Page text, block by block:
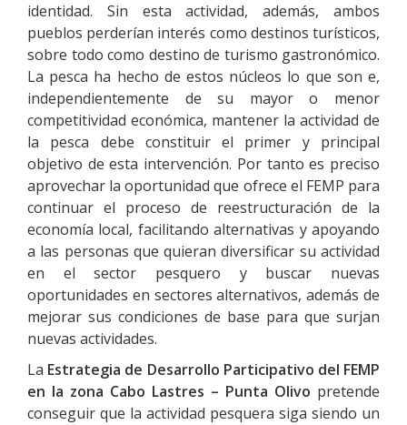
identidad. Sin esta actividad, además, ambos
pueblos perderían interés como destinos turísticos,
sobre todo como destino de turismo gastronómico.
La pesca ha hecho de estos núcleos lo que son e,
independientemente de su mayor o menor
competitividad económica, mantener la actividad de
la pesca debe constituir el primer y principal
objetivo de esta intervención. Por tanto es preciso
aprovechar la oportunidad que ofrece el FEMP para
continuar el proceso de reestructuración de la
economía local, facilitando alternativas y apoyando
a las personas que quieran diversificar su actividad
en el sector pesquero y buscar nuevas
oportunidades en sectores alternativos, además de
mejorar sus condiciones de base para que surjan
nuevas actividades.
La Estrategia de Desarrollo Participativo del FEMP
en la zona Cabo Lastres – Punta Olivo pretende
conseguir que la actividad pesquera siga siendo un